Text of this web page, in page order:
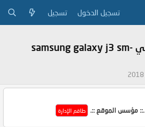
تسجيل الدخول تسجيل
فلاشة الهاتف الصيني samsung galaxy j3 sm-
.:: مؤسس الموقع ::. طاقم الإدارة